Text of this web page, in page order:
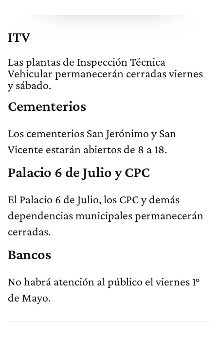
ITV
Las plantas de Inspección Técnica
Vehicular permanecerán cerradas viernes
y sábado.
Cementerios
Los cementerios San Jerónimo y San
Vicente estarán abiertos de 8 a 18.
Palacio 6 de Julio y CPC
El Palacio 6 de Julio, los CPC y demás
dependencias municipales permanecerán
cerradas.
Bancos
No habrá atención al público el viernes 1°
de Mayo.